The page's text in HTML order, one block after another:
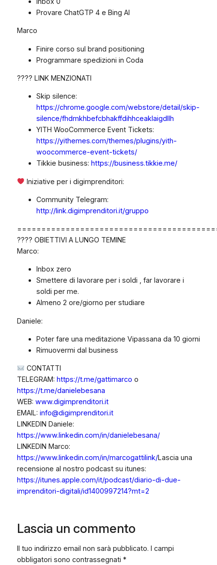
Provare ChatGTP 4 e Bing AI
Marco
Finire corso sul brand positioning
Programmare spedizioni in Coda
???? LINK MENZIONATI
Skip silence:
https://chrome.google.com/webstore/detail/skip-
silence/fhdmkhbefcbhakffdihhceaklaigdllh
YITH WooCommerce Event Tickets:
https://yithemes.com/themes/plugins/yith-
woocommerce-event-tickets/
Tikkie business: https://business.tikkie.me/
Iniziative per i digimprenditori:
Community Telegram:
http://link.digimprenditori.it/gruppo
???? OBIETTIVI A LUNGO TEMINE
Marco:
Inbox zero
Smettere di lavorare per i soldi , far lavorare i
soldi per me.
Almeno 2 ore/giorno per studiare
Daniele:
Poter fare una meditazione Vipassana da 10 giorni
Rimuovermi dal business
CONTATTI
TELEGRAM: https://t.me/gattimarco o
https://t.me/danielebesana
WEB: www.digimprenditori.it
EMAIL: info@digimprenditori.it
LINKEDIN Daniele:
https://www.linkedin.com/in/danielebesana/
LINKEDIN Marco:
https://www.linkedin.com/in/marcogattilink/Lascia una
recensione al nostro podcast su itunes:
https://itunes.apple.com/it/podcast/diario-di-due-
imprenditori-digitali/id1400997214?mt=2
Lascia un commento
Il tuo indirizzo email non sarà pubblicato. I campi
obbligatori sono contrassegnati *